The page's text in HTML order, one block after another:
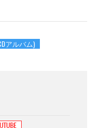
アルバム)